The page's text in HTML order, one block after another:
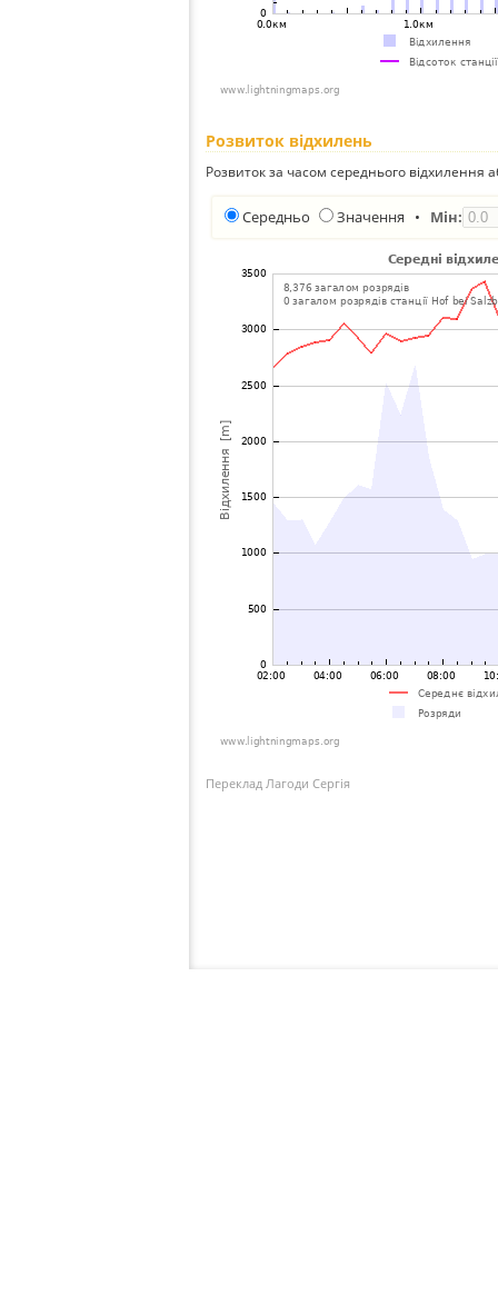
Розвиток відхилень
Розвиток за часом середнього відхилення
Середньо Значення • Мін:
Переклад Лагоди Сергія